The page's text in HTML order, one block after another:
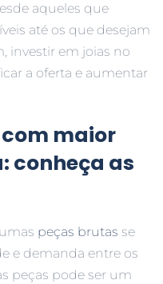
aqueles que
até os que desejam
investir em joias no
a oferta e aumentar
maior
conheça as
peças brutas se
e demanda entre os
peças pode ser um